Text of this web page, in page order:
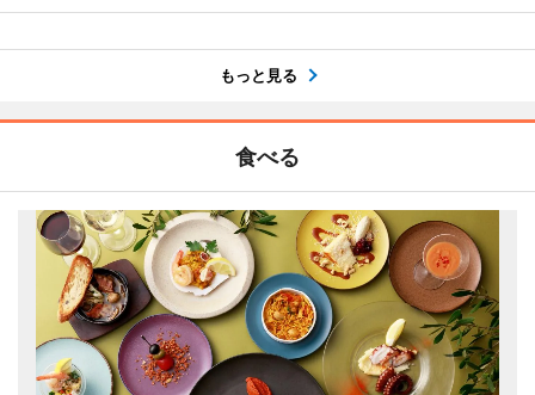
もっと見る
食べる